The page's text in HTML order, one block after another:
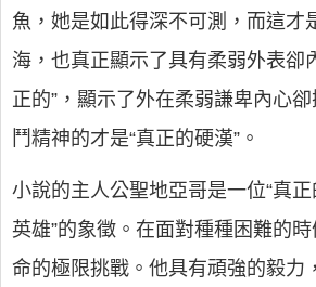
魚，她是如此得深不可測，而這才
海，也真正顯示了具有柔弱外表卻
正的”，顯示了外在柔弱謙卑內心
鬥精神的才是“真正的硬漢”。
小說的主人公聖地亞哥是一位“真正
英雄”的象徵。在面對種種困難的
命的極限挑戰。他具有頑強的毅力